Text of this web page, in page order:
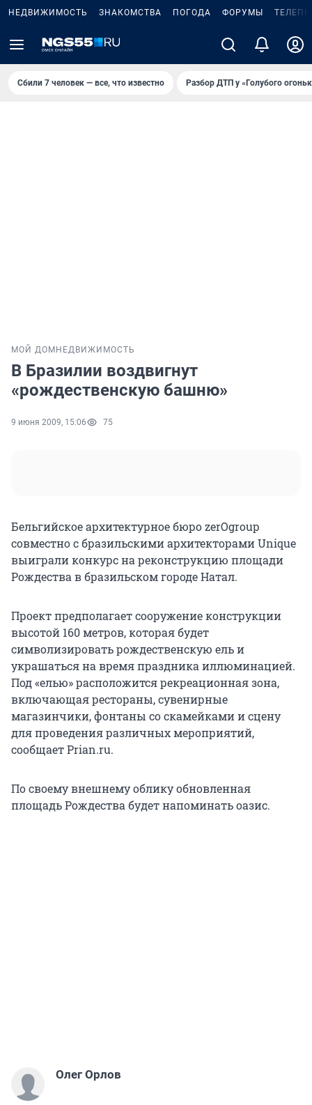
НЕДВИЖИМОСТЬ ЗНАКОМСТВА ПОГОДА ФОРУМЫ
Сбили 7 человек — все, что известно Разбор ДТП у «Голубого
МОЙ ДОМ НЕДВИЖИМОСТЬ
В Бразилии воздвигнут
«рождественскую башню»
9 июня 2009, 15:06 75
Бельгийское архитектурное бюро zerOgroup
совместно с бразильскими архитекторами Unique
выиграли конкурс на реконструкцию площади
Рождества в бразильском городе Натал.
Проект предполагает сооружение конструкции
высотой 160 метров, которая будет
символизировать рождественскую ель и
украшаться на время праздника иллюминацией.
Под «елью» расположится рекреационная зона,
включающая рестораны, сувенирные
магазинчики, фонтаны со скамейками и сцену
для проведения различных мероприятий,
сообщает Prian.ru.
По своему внешнему облику обновленная
площадь Рождества будет напоминать оазис.
Олег Орлов